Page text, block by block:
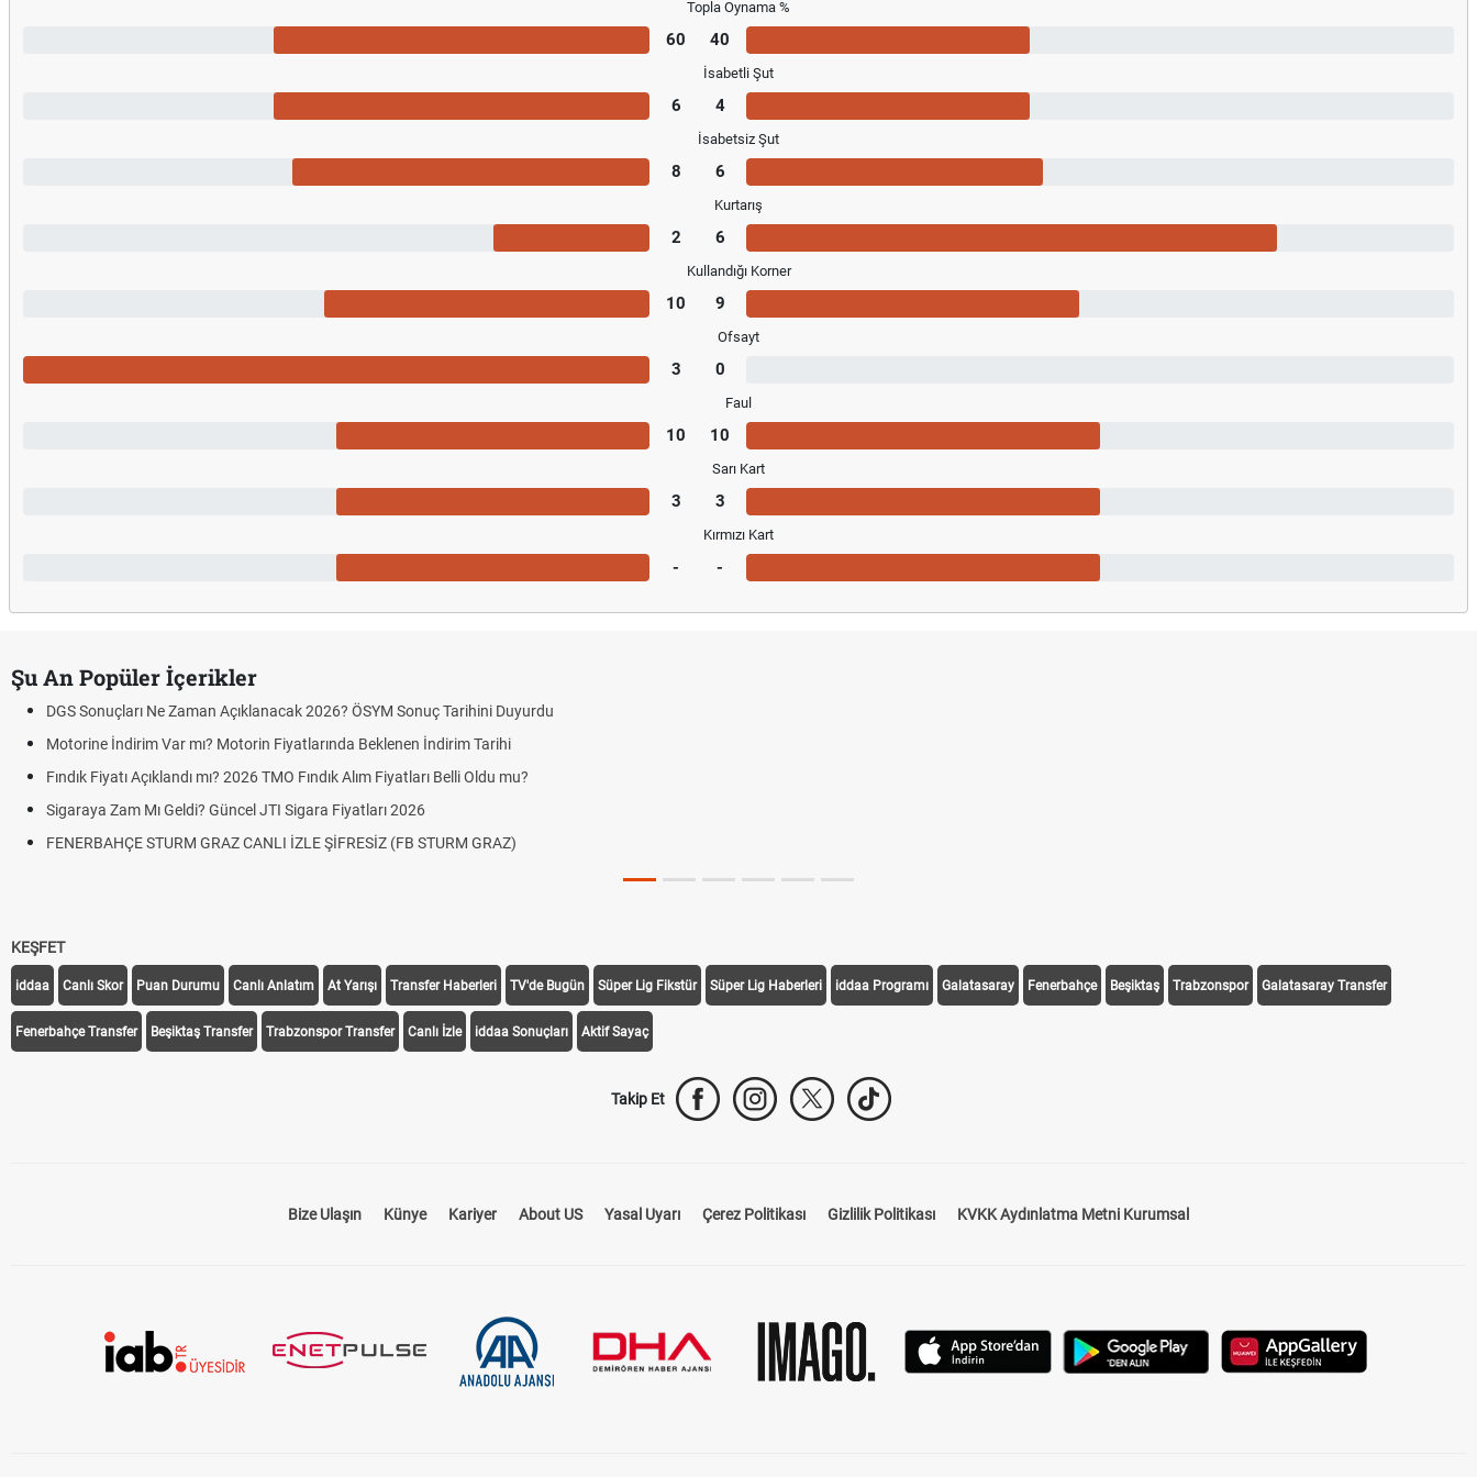
Topla Oynama %
60 40
İsabetli Şut
6 4
İsabetsiz Şut
8 6
Kurtarış
2 6
Kullandığı Korner
10 9
Ofsayt
3 0
Faul
10 10
Sarı Kart
3 3
Kırmızı Kart
- -
Şu An Popüler İçerikler
DGS Sonuçları Ne Zaman Açıklanacak 2026? ÖSYM Sonuç Tarihini Duyurdu
Motorine İndirim Var mı? Motorin Fiyatlarında Beklenen İndirim Tarihi
Fındık Fiyatı Açıklandı mı? 2026 TMO Fındık Alım Fiyatları Belli Oldu mu?
Sigaraya Zam Mı Geldi? Güncel JTI Sigara Fiyatları 2026
FENERBAHÇE STURM GRAZ CANLI İZLE ŞİFRESİZ (FB STURM GRAZ)
KEŞFET
iddaa Canlı Skor Puan Durumu Canlı Anlatım At Yarışı Transfer Haberleri TV'de Bugün Süper Lig Fikstür Süper Lig Haberleri iddaa Programı Galatasaray Fenerbahçe Beşiktaş Trabzonspor Galatasaray Transfer
Fenerbahçe Transfer Beşiktaş Transfer Trabzonspor Transfer Canlı İzle iddaa Sonuçları Aktif Sayaç
Takip Et
Bize Ulaşın Künye Kariyer About US Yasal Uyarı Çerez Politikası Gizlilik Politikası KVKK Aydınlatma Metni Kurumsal